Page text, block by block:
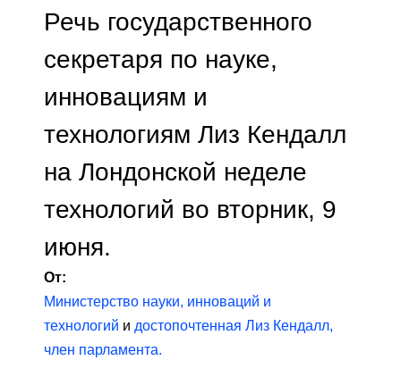
Речь государственного
секретаря по науке,
инновациям и
технологиям Лиз Кендалл
на Лондонской неделе
технологий во вторник, 9
июня.
От:
Министерство науки, инноваций и
технологий и достопочтенная Лиз Кендалл,
член парламента.